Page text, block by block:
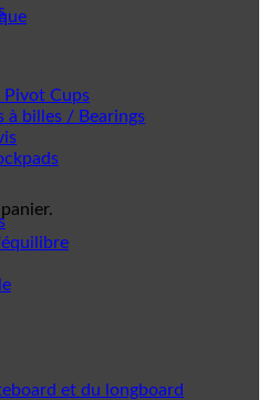
Pivot Cups
à billes / Bearings
et du longboard